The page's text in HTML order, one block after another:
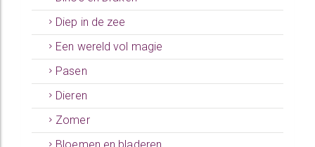
Diep in de zee
Een wereld vol magie
Pasen
Dieren
Zomer